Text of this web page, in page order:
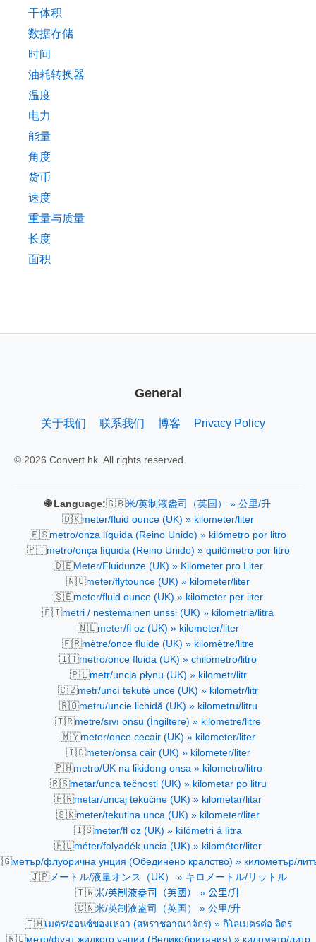
干体积
数据存储
时间
油耗转换器
温度
电力
能量
角度
货币
速度
重量与质量
长度
面积
General
关于我们 联系我们 博客 Privacy Policy
© 2026 Convert.hk. All rights reserved.
🌐 Language:🇬🇧米/英制液盎司（英国） » 公里/升
🇩🇰meter/fluid ounce (UK) » kilometer/liter
🇪🇸metro/onza líquida (Reino Unido) » kilómetro por litro
🇵🇹metro/onça líquida (Reino Unido) » quilômetro por litro
🇩🇪Meter/Fluidunze (UK) » Kilometer pro Liter
🇳🇴meter/flytounce (UK) » kilometer/liter
🇸🇪meter/fluid ounce (UK) » kilometer per liter
🇫🇮metri / nestemäinen unssi (UK) » kilometriä/litra
🇳🇱meter/fl oz (UK) » kilometer/liter
🇫🇷mètre/once fluide (UK) » kilomètre/litre
🇮🇹metro/once fluida (UK) » chilometro/litro
🇵🇱metr/uncja płynu (UK) » kilometr/litr
🇨🇿metr/uncí tekuté unce (UK) » kilometr/litr
🇷🇴metru/uncie lichidă (UK) » kilometru/litru
🇹🇷metre/sıvı onsu (İngiltere) » kilometre/litre
🇲🇾meter/once cecair (UK) » kilometer/liter
🇮🇩meter/onsa cair (UK) » kilometer/liter
🇵🇭metro/UK na likidong onsa » kilometro/litro
🇷🇸metar/unca tečnosti (UK) » kilometar po litru
🇭🇷metar/uncaj tekućine (UK) » kilometar/litar
🇸🇰meter/tekutina unca (UK) » kilometer/liter
🇮🇸meter/fl oz (UK) » kílómetri á lítra
🇭🇺méter/folyadék uncia (UK) » kilométer/liter
метър/флуорична унция (Обединено кралство) » километър/
🇯🇵メートル/液量オンス（UK） » キロメートル/リットル
🇹🇼米/英制液盎司（英國） » 公里/升
🇨🇳米/英制液盎司（英国） » 公里/升
🇹🇭เมตร/ออนซ์ของเหลว (สหราชอาณาจักร) » กิโลเมตรต่อ ลิตร
🇷🇺метр/фунт жидкого унции (Великобритания) » километр/литр